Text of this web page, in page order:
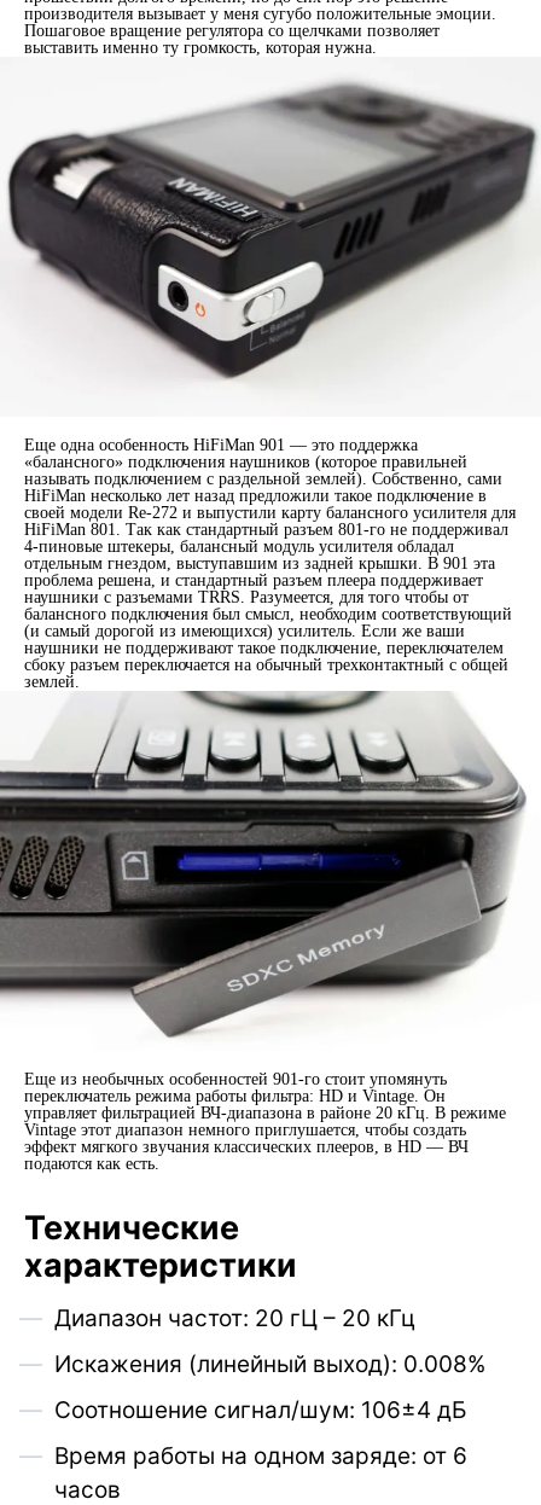
производителя вызывает у меня сугубо положительные эмоции.
Пошаговое вращение регулятора со щелчками позволяет
выставить именно ту громкость, которая нужна.
Еще одна особенность HiFiMan 901 — это поддержка
«балансного» подключения наушников (которое правильней
называть подключением с раздельной землей). Собственно, сами
HiFiMan несколько лет назад предложили такое подключение в
своей модели Re-272 и выпустили карту балансного усилителя для
HiFiMan 801. Так как стандартный разъем 801-го не поддерживал
4-пиновые штекеры, балансный модуль усилителя обладал
отдельным гнездом, выступавшим из задней крышки. В 901 эта
проблема решена, и стандартный разъем плеера поддерживает
наушники с разъемами TRRS. Разумеется, для того чтобы от
балансного подключения был смысл, необходим соответствующий
(и самый дорогой из имеющихся) усилитель. Если же ваши
наушники не поддерживают такое подключение, переключателем
сбоку разъем переключается на обычный трехконтактный с общей
землей.
Еще из необычных особенностей 901-го стоит упомянуть
переключатель режима работы фильтра: HD и Vintage. Он
управляет фильтрацией ВЧ-диапазона в районе 20 кГц. В режиме
Vintage этот диапазон немного приглушается, чтобы создать
эффект мягкого звучания классических плееров, в HD — ВЧ
подаются как есть.
Технические
характеристики
Диапазон частот: 20 гЦ – 20 кГц
Искажения (линейный выход): 0.008%
Соотношение сигнал/шум: 106±4 дБ
Время работы на одном заряде: от 6
часов